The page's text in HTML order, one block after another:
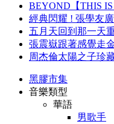
BEYOND【THIS
經典閃耀 ! 張學友
五月天回到那一天
張震嶽跟著感覺走
周杰倫太陽之子珍
黑膠市集
音樂類型
華語
男歌手